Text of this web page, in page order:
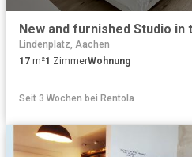
Lindenplatz, Aachen
17 m²1 ZimmerWohnung
Seit 3 Wochen bei Rentola